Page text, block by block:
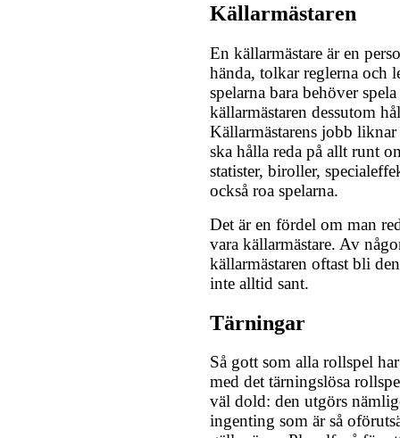
Källarmästaren
En källarmästare är en
hända, tolkar reglerna och
spelarna bara behöver
källarmästaren dessutom
Källarmästarens jobb
ska hålla reda på allt runt
statister, biroller,
också roa spelarna.
Det är en fördel om man
vara källarmästare. Av
källarmästaren oftast bli
inte alltid sant.
Tärningar
Så gott som alla rollspel
med det tärningslösa
väl dold: den utgörs
ingenting som är så